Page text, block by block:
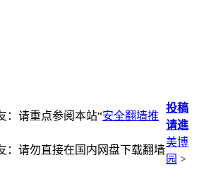
：请重点参阅本站“安全翻墙推
：请勿直接在国内网盘下载翻墙
投稿
请進
美博
园 >